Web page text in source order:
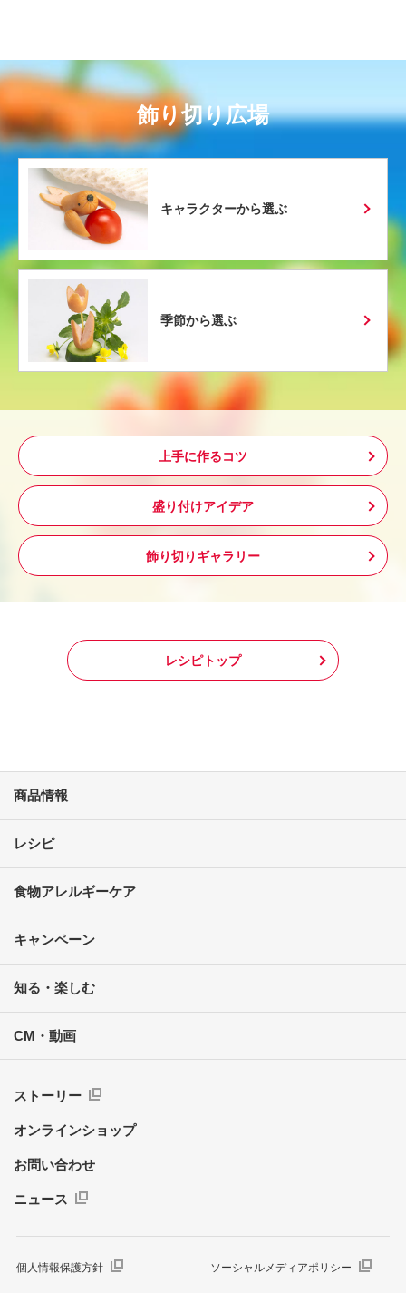
飾り切り広場
キャラクターから選ぶ
季節から選ぶ
上手に作るコツ
盛り付けアイデア
飾り切りギャラリー
レシピトップ
商品情報
レシピ
食物アレルギーケア
キャンペーン
知る・楽しむ
CM・動画
ストーリー
オンラインショップ
お問い合わせ
ニュース
個人情報保護方針 ソーシャルメディアポリシー